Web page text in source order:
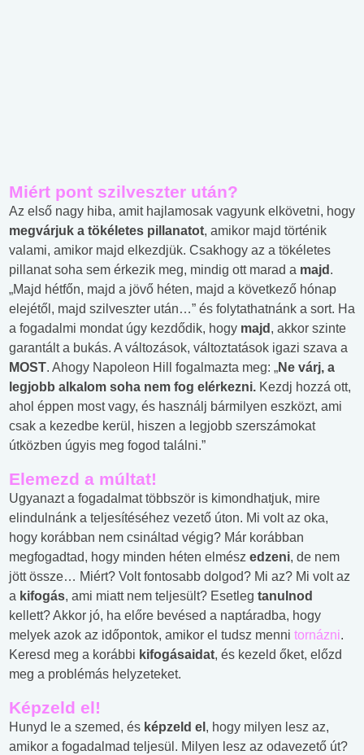
Miért pont szilveszter után?
Az első nagy hiba, amit hajlamosak vagyunk elkövetni, hogy
megvárjuk a tökéletes pillanatot, amikor majd történik
valami, amikor majd elkezdjük. Csakhogy az a tökéletes
pillanat soha sem érkezik meg, mindig ott marad a majd .
„Majd hétfőn, majd a jövő héten, majd a következő hónap
elejétől, majd szilveszter után…” és folytathatnánk a sort. Ha
a fogadalmi mondat úgy kezdődik, hogy majd , akkor szinte
garantált a bukás. A változások, változtatások igazi szava a
MOST. Ahogy Napoleon Hill fogalmazta meg: „Ne várj, a
legjobb alkalom soha nem fog elérkezni. Kezdj hozzá ott,
ahol éppen most vagy, és használj bármilyen eszközt, ami
csak a kezedbe kerül, hiszen a legjobb szerszámokat
útközben úgyis meg fogod találni.”
Elemezd a múltat!
Ugyanazt a fogadalmat többször is kimondhatjuk, mire
elindulnánk a teljesítéséhez vezető úton. Mi volt az oka,
hogy korábban nem csináltad végig? Már korábban
megfogadtad, hogy minden héten elmész edzeni, de nem
jött össze… Miért? Volt fontosabb dolgod? Mi az? Mi volt az
a kifogás, ami miatt nem teljesült? Esetleg tanulnod
kellett? Akkor jó, ha előre bevésed a naptáradba, hogy
melyek azok az időpontok, amikor el tudsz menni tornázni.
Keresd meg a korábbi kifogásaidat, és kezeld őket, előzd
meg a problémás helyzeteket.
Képzeld el!
Hunyd le a szemed, és képzeld el , hogy milyen lesz az,
amikor a fogadalmad teljesül. Milyen lesz az odavezető út?